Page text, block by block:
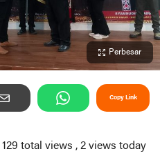
Perbesar
Copy Link
129 total views , 2 views today